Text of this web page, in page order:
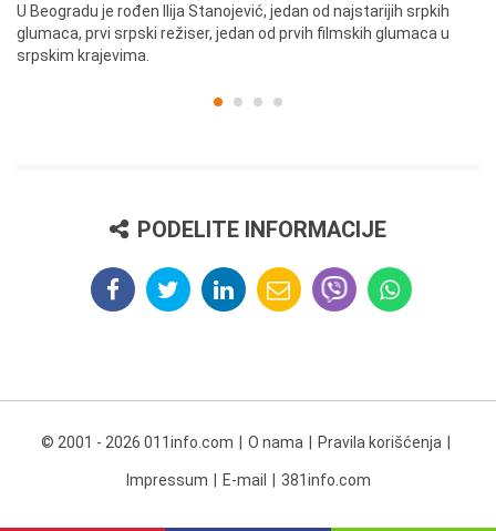
U Beogradu je rođen Ilija Stanojević, jedan od najstarijih srpkih
glumaca, prvi srpski režiser, jedan od prvih filmskih glumaca u
srpskim krajevima.
PODELITE INFORMACIJE
© 2001 - 2026 011info.com O nama Pravila korišćenja
Impressum E-mail 381info.com